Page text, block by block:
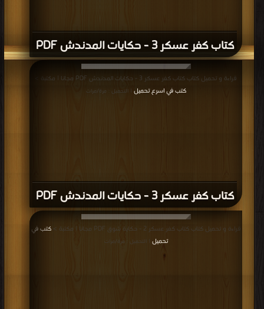
كتاب كفر عسكر 3 - حكايات المدندش PDF
كتاب كفر عسكر 3 - حكايات المدندش PDF
قراءة و تحميل كتاب كتاب كفر عسكر 3 - حكايات المدندش PDF مجانا | مكتبة >
كتب في اسرع تحميل | التحميل : مرة/مرات
قراءة و تحميل كتاب كتاب كفر عسكر 2 - حكاية شوق PDF مجانا | مكتبة >
كتب في
تحميل
| التحميل : مرة/مرات